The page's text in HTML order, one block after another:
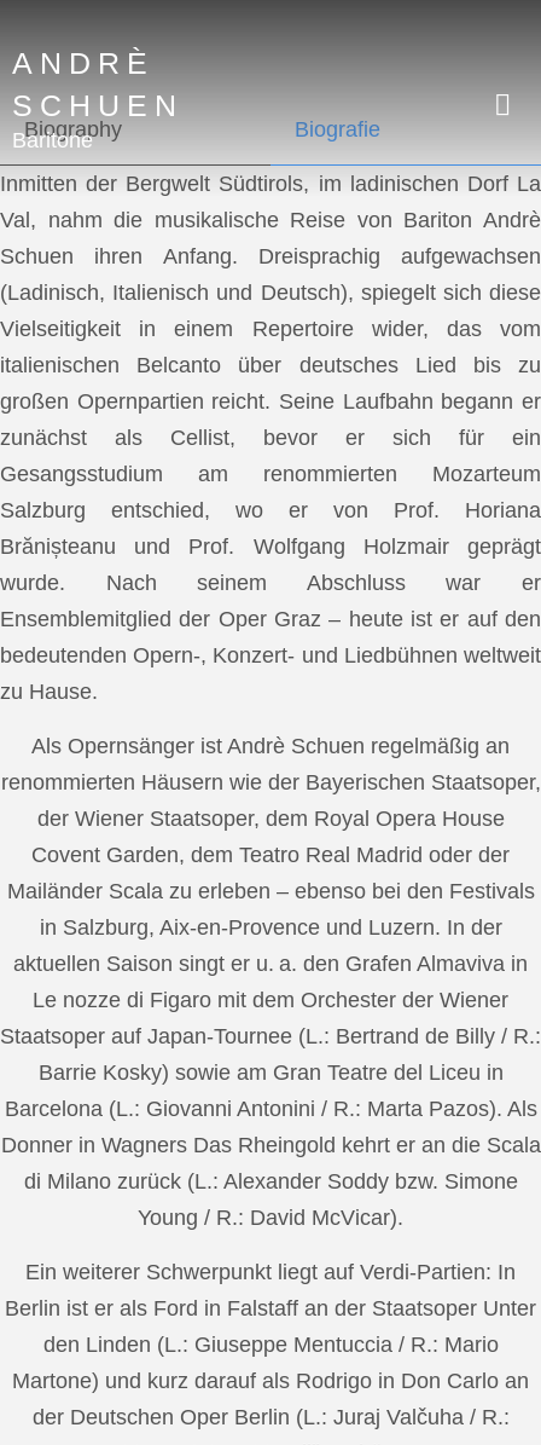
ANDRÈ
SCHUEN
Baritone
Biography Biografie
Inmitten der Bergwelt Südtirols, im ladinischen Dorf La
Val, nahm die musikalische Reise von Bariton Andrè
Schuen ihren Anfang. Dreisprachig aufgewachsen
(Ladinisch, Italienisch und Deutsch), spiegelt sich diese
Vielseitigkeit in einem Repertoire wider, das vom
italienischen Belcanto über deutsches Lied bis zu
großen Opernpartien reicht. Seine Laufbahn begann er
zunächst als Cellist, bevor er sich für ein
Gesangsstudium am renommierten Mozarteum
Salzburg entschied, wo er von Prof. Horiana
Brănișteanu und Prof. Wolfgang Holzmair geprägt
wurde. Nach seinem Abschluss war er
Ensemblemitglied der Oper Graz – heute ist er auf den
bedeutenden Opern-, Konzert- und Liedbühnen weltweit
zu Hause.
Als Opernsänger ist Andrè Schuen regelmäßig an
renommierten Häusern wie der Bayerischen Staatsoper,
der Wiener Staatsoper, dem Royal Opera House
Covent Garden, dem Teatro Real Madrid oder der
Mailänder Scala zu erleben – ebenso bei den Festivals
in Salzburg, Aix-en-Provence und Luzern. In der
aktuellen Saison singt er u. a. den Grafen Almaviva in
Le nozze di Figaro mit dem Orchester der Wiener
Staatsoper auf Japan-Tournee (L.: Bertrand de Billy / R.:
Barrie Kosky) sowie am Gran Teatre del Liceu in
Barcelona (L.: Giovanni Antonini / R.: Marta Pazos). Als
Donner in Wagners Das Rheingold kehrt er an die Scala
di Milano zurück (L.: Alexander Soddy bzw. Simone
Young / R.: David McVicar).
Ein weiterer Schwerpunkt liegt auf Verdi-Partien: In
Berlin ist er als Ford in Falstaff an der Staatsoper Unter
den Linden (L.: Giuseppe Mentuccia / R.: Mario
Martone) und kurz darauf als Rodrigo in Don Carlo an
der Deutschen Oper Berlin (L.: Juraj Valčuha / R.: